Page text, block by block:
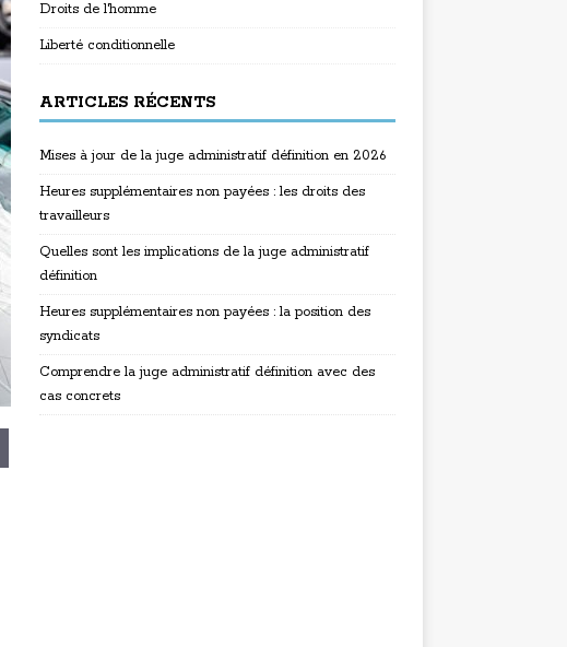
Droits de l'homme
Liberté conditionnelle
ARTICLES RÉCENTS
Mises à jour de la juge administratif définition en 2026
Heures supplémentaires non payées : les droits des
travailleurs
Quelles sont les implications de la juge administratif
définition
Heures supplémentaires non payées : la position des
syndicats
Comprendre la juge administratif définition avec des
cas concrets